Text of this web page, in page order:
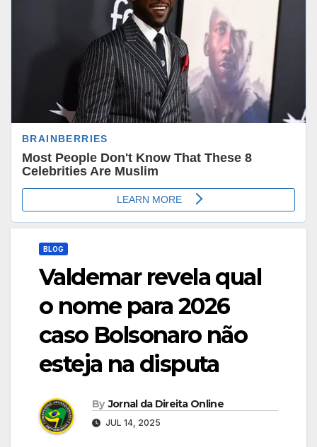
BLOG
Valdemar revela qual
o nome para 2026
caso Bolsonaro não
esteja na disputa
By Jornal da Direita Online
JUL 14, 2025